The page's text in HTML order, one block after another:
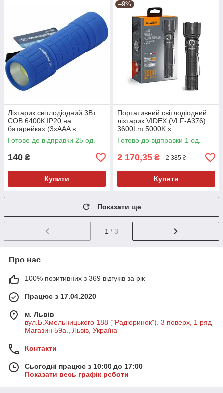
Ліхтарик світлодіодний 3Вт
COB 6400К IP20 на
батарейках (3xAAA в
комплекті) Синій
Готово до відправки 25 од.
140 ₴
Купити
–9%
Портативний світлодіодний
ліхтарик VIDEX (VLF-A376)
3600Lm 5000K з
акумулятором
Готово до відправки 1 од.
2 170,35 ₴ 2 385 ₴
Купити
Показати ще
1 / 3
Про нас
100% позитивних з 369 відгуків за рік
Працює з 17.04.2020
м. Львів
вул.Б.Хмельницького 188 ("Радіоринок"). 3 поверх, 1 ряд
Магазин 59а., Львів, Україна
Контакти
Сьогодні працює з 10:00 до 17:00
Показати весь графік роботи